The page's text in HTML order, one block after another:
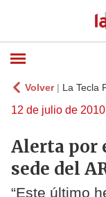
Volver| La Tecla
12 de julio de 2010
Alerta por
sede del
“Este último